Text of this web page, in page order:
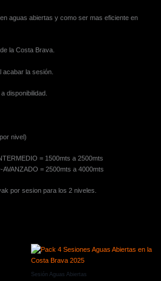
aguas abiertas y como ser mas eficiente en
la Costa Brava.
acabar la sesión.
disponibilidad.
nivel)
= 1500mts a 2500mts
= 2500mts a 4000mts
por sesion para los 2 niveles.
Sesión Aguas Abiertas